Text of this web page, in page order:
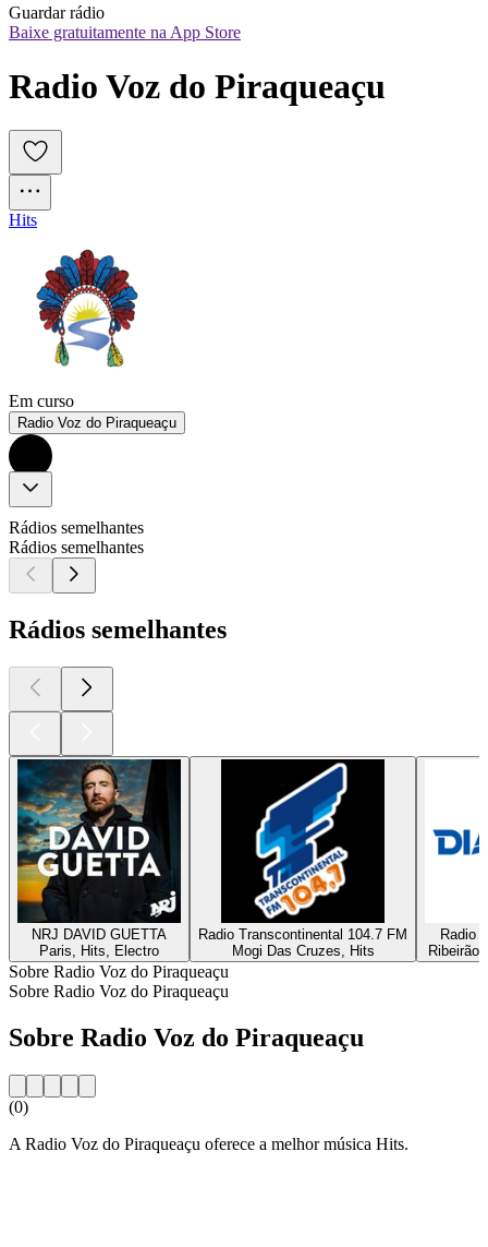
Guardar rádio
Baixe gratuitamente na App Store
Radio Voz do Piraqueaçu
Hits
Em curso
Radio Voz do Piraqueaçu
Rádios semelhantes
Rádios semelhantes
Rádios semelhantes
NRJ DAVID GUETTA
Paris, Hits, Electro
Radio Transcontinental 104.7 FM
Mogi Das Cruzes, Hits
Radio
Ribeirão
Sobre Radio Voz do Piraqueaçu
Sobre Radio Voz do Piraqueaçu
Sobre Radio Voz do Piraqueaçu
(0)
A Radio Voz do Piraqueaçu oferece a melhor música Hits.